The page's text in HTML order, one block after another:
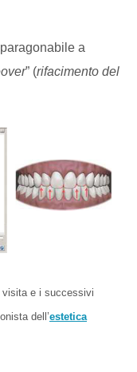
a
” (rifacimento del
visita e i successivi
dell’estetica